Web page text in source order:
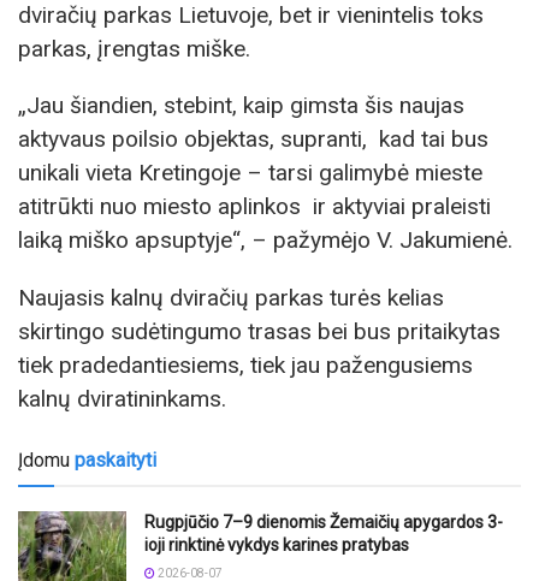
dviračių parkas Lietuvoje, bet ir vienintelis toks
parkas, įrengtas miške.
„Jau šiandien, stebint, kaip gimsta šis naujas
aktyvaus poilsio objektas, supranti, kad tai bus
unikali vieta Kretingoje – tarsi galimybė mieste
atitrūkti nuo miesto aplinkos ir aktyviai praleisti
laiką miško apsuptyje“, – pažymėjo V. Jakumienė.
Naujasis kalnų dviračių parkas turės kelias
skirtingo sudėtingumo trasas bei bus pritaikytas
tiek pradedantiesiems, tiek jau pažengusiems
kalnų dviratininkams.
Įdomu paskaityti
Rugpjūčio 7–9 dienomis Žemaičių apygardos 3-
ioji rinktinė vykdys karines pratybas
2026-08-07